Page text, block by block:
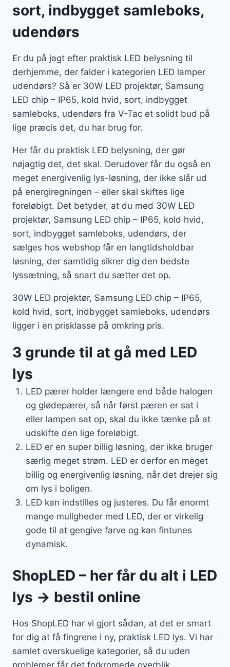
sort, indbygget samleboks,
udendørs
Er du på jagt efter praktisk LED belysning til
derhjemme, der falder i kategorien LED lamper
udendørs? Så er 30W LED projektør, Samsung
LED chip – IP65, kold hvid, sort, indbygget
samleboks, udendørs fra V-Tac et solidt bud på
lige præcis det, du har brug for.
Her får du praktisk LED belysning, der gør
nøjagtig det, det skal. Derudover får du også en
meget energivenlig lys-løsning, der ikke slår ud
på energiregningen – eller skal skiftes lige
foreløbigt. Det betyder, at du med 30W LED
projektør, Samsung LED chip – IP65, kold hvid,
sort, indbygget samleboks, udendørs, der
sælges hos webshop får en langtidsholdbar
løsning, der samtidig sikrer dig den bedste
lyssætning, så snart du sætter det op.
30W LED projektør, Samsung LED chip – IP65,
kold hvid, sort, indbygget samleboks, udendørs
ligger i en prisklasse på omkring pris.
3 grunde til at gå med LED
lys
LED pærer holder længere end både halogen
og glødepærer, så når først pæren er sat i
eller lampen sat op, skal du ikke tænke på at
udskifte den lige foreløbigt.
LED er en super billig løsning, der ikke bruger
særlig meget strøm. LED er derfor en meget
billig og energivenlig løsning, når det drejer sig
om lys i boligen.
LED kan indstilles og justeres. Du får enormt
mange muligheder med LED, der er virkelig
gode til at gengive farve og kan fintunes
dynamisk.
ShopLED – her får du alt i LED
lys → bestil online
Hos ShopLED har vi gjort sådan, at det er smart
for dig at få fingrene i ny, praktisk LED lys. Vi har
samlet overskuelige kategorier, så du uden
problemer får det forkromede overblik.